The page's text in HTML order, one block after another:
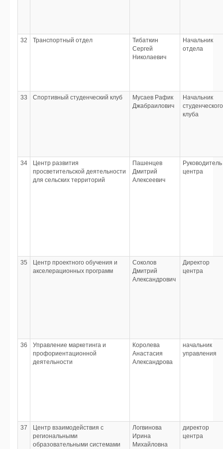
32 Транспортный отдел
Тибаткин
Сергей
Николаевич
Начальник
отдела
33 Спортивный студенческий клуб
Мусаев Рафик
Джабраилович
Начальник
студенческого
клуба
34
Центр развития
просветительской деятельности
для сельских территорий
Пашенцев
Дмитрий
Алексеевич
Руководитель
центра
35
Центр проектного обучения и
акселерационных программ
Соколов
Дмитрий
Александрович
Директор
центра
36
Управление маркетинга и
профориентационной
деятельности
Королева
Анастасия
Александрова
начальник
управления
37
Центр взаимодействия с
региональными
образовательными системами
Логвинова
Ирина
Михайловна
директор
центра